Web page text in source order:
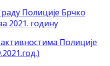
Полиције Брчко
2021. годину
Полиције